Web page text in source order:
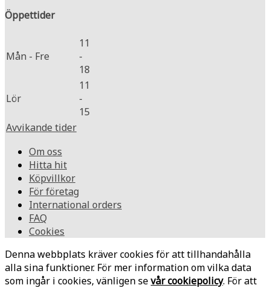
Öppettider
Mån - Fre
11
-
18
Lör
11
-
15
Avvikande tider
Om oss
Hitta hit
Köpvillkor
För företag
International orders
FAQ
Cookies
Denna webbplats kräver cookies för att tillhandahålla
alla sina funktioner. För mer information om vilka data
som ingår i cookies, vänligen sevår cookiepolicy. För att